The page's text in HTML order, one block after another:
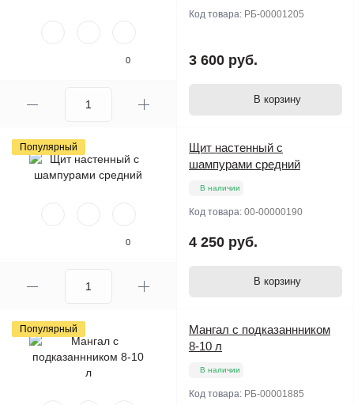
0
Код товара: РБ-00001205
3 600 руб.
В корзину
Популярный
0
Щит настенный с
шампурами средний
В наличии
Код товара: 00-00000190
4 250 руб.
В корзину
Популярный
Мангал с подказаннником
8-10 л
В наличии
Код товара: РБ-00001885